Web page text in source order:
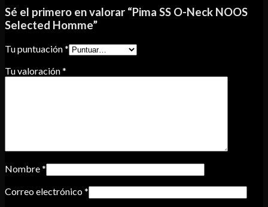
Sé el primero en valorar “Pima SS O-Neck NOOS
Selected Homme”
Tu puntuación*
Tu valoración*
Nombre*
Correo electrónico*